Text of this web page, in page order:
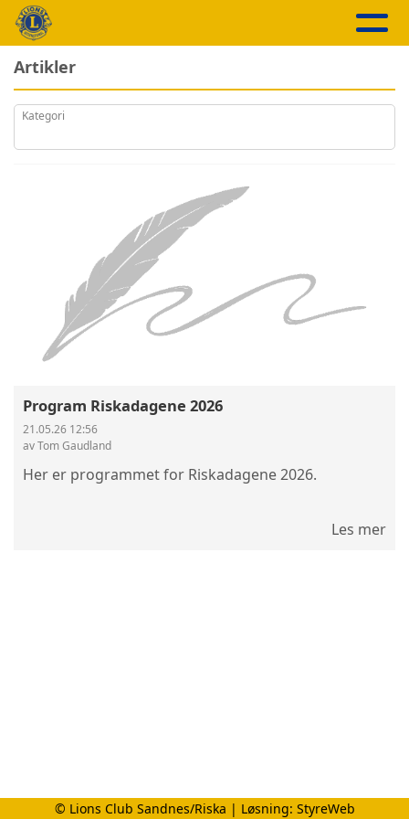
Artikler
Kategori
Program Riskadagene 2026
21.05.26 12:56
av Tom Gaudland
Her er programmet for Riskadagene 2026.
Les mer
© Lions Club Sandnes/Riska | Løsning: StyreWeb